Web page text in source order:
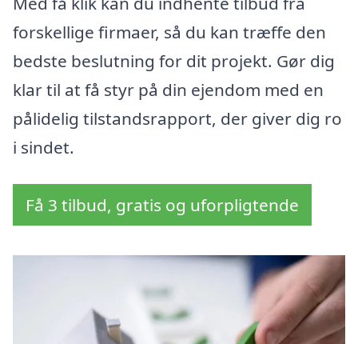
forskellige firmaer, så du kan træffe den
bedste beslutning for dit projekt. Gør dig
klar til at få styr på din ejendom med en
pålidelig tilstandsrapport, der giver dig ro
i sindet.
Få 3 tilbud, gratis og uforpligtende